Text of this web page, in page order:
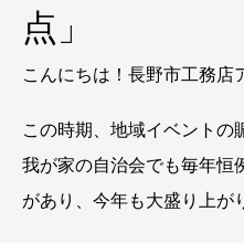
点」
こんにちは！長野市工務店
この時期、地域イベントの
我が家の自治会でも毎年恒
があり、今年も大盛り上が